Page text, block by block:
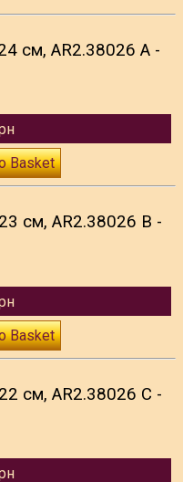
см, AR2.38026 A -
Basket
см, AR2.38026 B -
Basket
см, AR2.38026 C -